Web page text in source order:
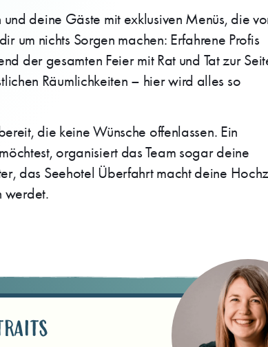
deine Gäste mit exklusiven Menüs, die
um nichts Sorgen machen: Erfahrene Profis
der gesamten Feier mit Rat und Tat zur
Räumlichkeiten – hier wird alles so
die keine Wünsche offenlassen. Ein
organisiert das Team sogar deine
das Seehotel Überfahrt macht deine
werdet.